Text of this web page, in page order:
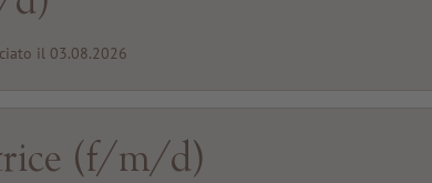
il 03.08.2026
(f/m/d)